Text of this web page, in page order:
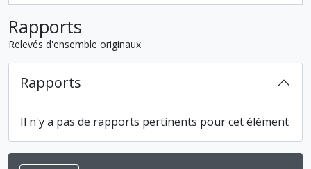
Rapports
Relevés d'ensemble originaux
Rapports
Il n'y a pas de rapports pertinents pour cet élément